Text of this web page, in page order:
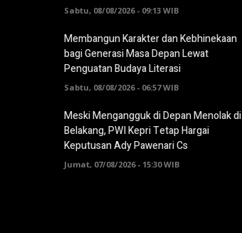
Sabtu, 08/08/2026 - 09:13 WIB
Membangun Karakter dan Kebhinekaan
bagi Generasi Masa Depan Lewat
Penguatan Budaya Literasi
Sabtu, 08/08/2026 - 06:57 WIB
Meski Mengangguk di Depan Menolak di
Belakang, PWI Kepri Tetap Hargai
Keputusan Ady Pawenari Cs
Jumat, 07/08/2026 - 15:30 WIB